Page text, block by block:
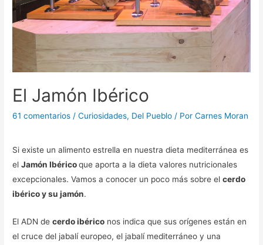
El Jamón Ibérico
61 comentarios /Curiosidades, Del Pueblo / PorCarnes Moran
Si existe un alimento estrella en nuestra dieta mediterránea es
elJamón Ibéricoque aporta a la dieta valores nutricionales
excepcionales. Vamos a conocer un poco más sobre elcerdo
ibérico y su jamón.
El ADN decerdo ibérico nos indica que sus orígenes están en
el cruce del jabalí europeo, el jabalí mediterráneo y una